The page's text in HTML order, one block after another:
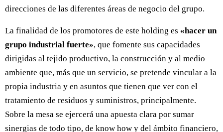
direcciones de las diferentes áreas de negocio del grupo.
La finalidad de los promotores de este holding es «hacer un
grupo industrial fuerte», que fomente sus capacidades
dirigidas al tejido productivo, la construcción y al medio
ambiente que, más que un servicio, se pretende vincular a la
propia industria y en asuntos que tienen que ver con el
tratamiento de residuos y suministros, principalmente.
Sobre la mesa se ejercerá una apuesta clara por sumar
sinergias de todo tipo, de know how y del ámbito financiero,